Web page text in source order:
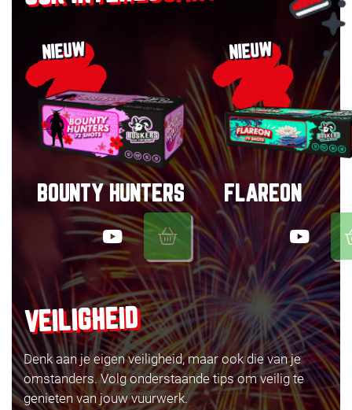
NIEUW
BOUNTY HUNTERS
NIEUW
FLAREON
VEILIGHEID
Denk aan je eigen veiligheid, maar ook die van je
omstanders. Volg onderstaande tips om veilig te
genieten van jouw vuurwerk.